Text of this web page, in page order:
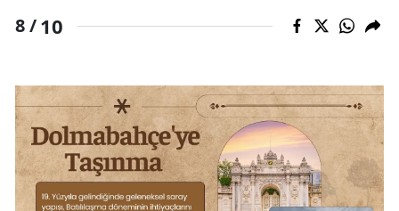
8 /10